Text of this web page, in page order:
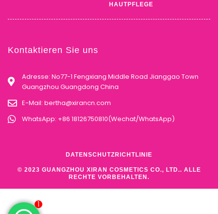
HAUTPFLEGE
Kontaktieren Sie uns
Adresse: No77-1 Fengxiang Middle Road Jianggao Town
Guangzhou Guangdong China
E-Mail: bertha@xirancn.com
WhatsApp: +86 18126750810(Wechat/WhatsApp)
© 2023 GUANGZHOU XIRAN COSMETICS CO., LTD.. ALLE
RECHTE VORBEHALTEN.
DATENSCHUTZRICHTLINIE